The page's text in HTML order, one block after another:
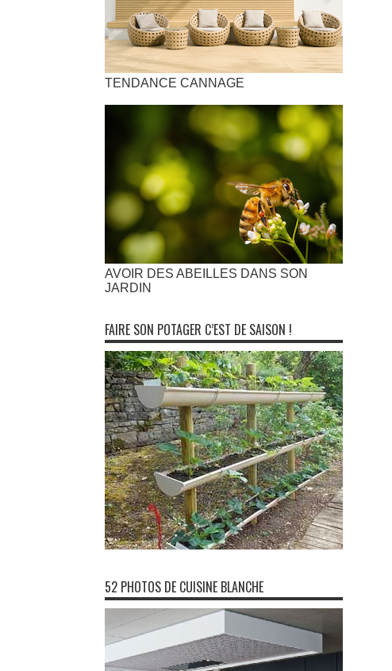
TENDANCE CANNAGE
AVOIR DES ABEILLES DANS SON
JARDIN
FAIRE SON POTAGER C’EST DE SAISON !
52 PHOTOS DE CUISINE BLANCHE